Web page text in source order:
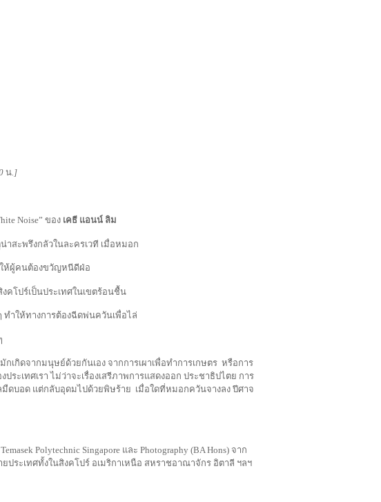
น. ]
Noise” ของ เคธี แอนน์ ลิม
าสะพรึงกลัวในละครเวที เมื่อหมอก
ห้ผู้คนต้องขวัญหนีดีฝ่อ
งคโปร์เป็นประเทศในเขตร้อนชื้น
ทำให้ทางการต้องฉีดพ่นควันเพื่อไล่
เกิดจากมนุษย์ด้วยกันเอง จากการเผาเพื่อทำการเกษตร หรือการ
ะเทศเรา ไม่ว่าจะเรื่องเสรีภาพการแสดงออก ประชาธิปไตย การ
มืดบอด แต่กลับอุดมไปด้วยพิษร้าย เมื่อใดที่หมอกควันจางลง ปีศาจ
Polytechnic Singapore และ Photography (BA Hons) จาก
ยประเทศทั้งในสิงคโปร์ อเมริกาเหนือ สหราชอาณาจักร อิตาลี ฯลฯ